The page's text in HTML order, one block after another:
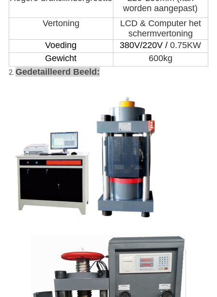
worden aangepast)
Vertoning
LCD & Computer het
schermvertoning
Voeding
380V/220V /0.75KW
Gewicht
600kg
2. Gedetailleerd Beeld: